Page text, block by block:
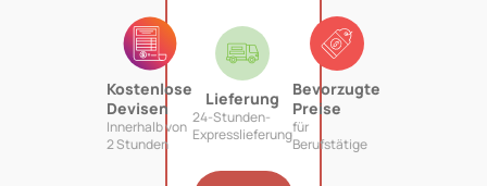
Kostenlose
Devisen
Innerhalb von
2 Stunden
Lieferung
24-Stunden-
Expresslieferung
Bevorzugte
Preise
für
Berufstätige